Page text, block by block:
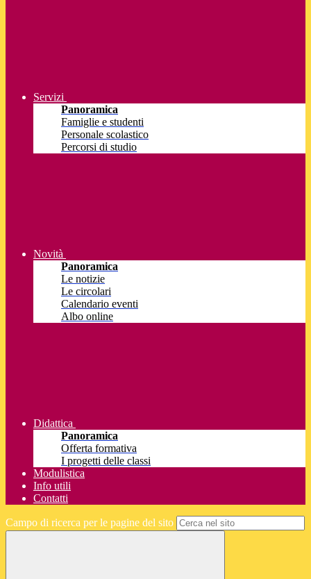
Servizi
Panoramica
Famiglie e studenti
Personale scolastico
Percorsi di studio
Novità
Panoramica
Le notizie
Le circolari
Calendario eventi
Albo online
Didattica
Panoramica
Offerta formativa
I progetti delle classi
Modulistica
Info utili
Contatti
Campo di ricerca per le pagine del sito